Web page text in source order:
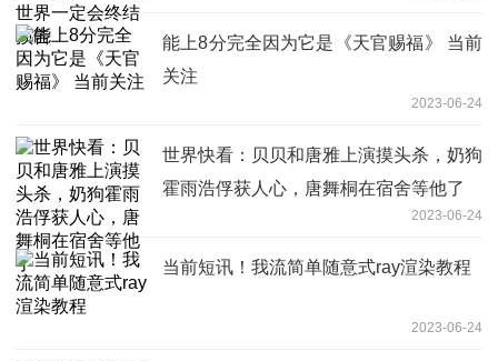
能上8分完全因为它是《天官赐福》 当前
关注
2023-06-24
世界快看：贝贝和唐雅上演摸头杀，奶狗
霍雨浩俘获人心，唐舞桐在宿舍等他了
2023-06-24
当前短讯！我流简单随意式ray渲染教程
2023-06-24